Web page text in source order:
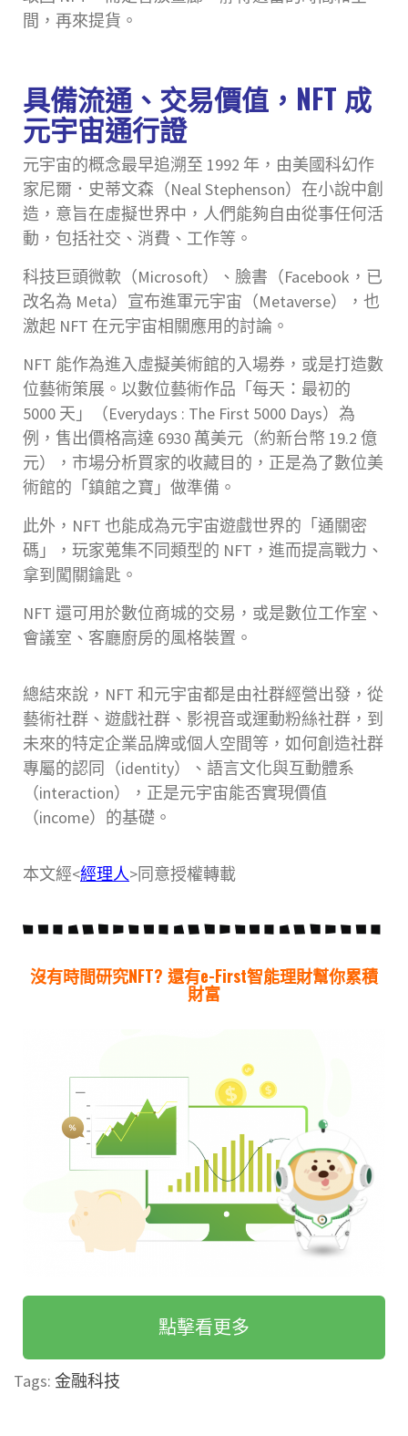
間，再來提貨。
具備流通、交易價值，NFT 成
元宇宙通行證
元宇宙的概念最早追溯至 1992 年，由美國科幻作
家尼爾．史蒂文森（Neal Stephenson）在小說中創
造，意旨在虛擬世界中，人們能夠自由從事任何活
動，包括社交、消費、工作等。
科技巨頭微軟（Microsoft）、臉書（Facebook，已
改名為 Meta）宣布進軍元宇宙（Metaverse），也
激起 NFT 在元宇宙相關應用的討論。
NFT 能作為進入虛擬美術館的入場券，或是打造數
位藝術策展。以數位藝術作品「每天：最初的
5000 天」（Everydays : The First 5000 Days）為
例，售出價格高達 6930 萬美元（約新台幣 19.2 億
元），市場分析買家的收藏目的，正是為了數位美
術館的「鎮館之寶」做準備。
此外，NFT 也能成為元宇宙遊戲世界的「通關密
碼」，玩家蒐集不同類型的 NFT，進而提高戰力、
拿到闖關鑰匙。
NFT 還可用於數位商城的交易，或是數位工作室、
會議室、客廳廚房的風格裝置。
總結來說，NFT 和元宇宙都是由社群經營出發，從
藝術社群、遊戲社群、影視音或運動粉絲社群，到
未來的特定企業品牌或個人空間等，如何創造社群
專屬的認同（identity）、語言文化與互動體系
（interaction），正是元宇宙能否實現價值
（income）的基礎。
本文經<經理人>同意授權轉載
沒有時間研究NFT? 還有e-First智能理財幫你累積
財富
點擊看更多
Tags: 金融科技